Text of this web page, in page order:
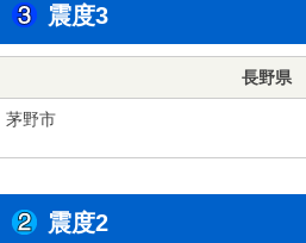
震度3
長野県
茅野市
震度2